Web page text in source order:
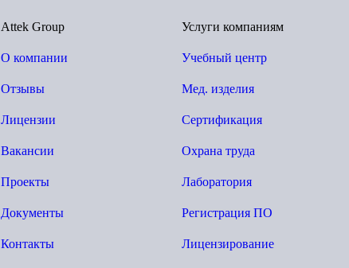
Attek Group
О компании
Отзывы
Лицензии
Вакансии
Проекты
Документы
Контакты
Услуги компаниям
Учебный центр
Мед. изделия
Сертификация
Охрана труда
Лаборатория
Регистрация ПО
Лицензирование